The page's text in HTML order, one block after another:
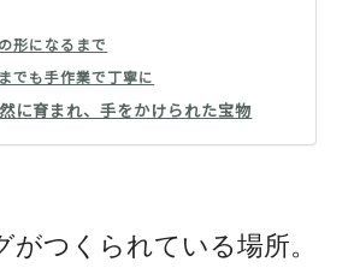
形になるまで
でも手作業で丁寧に
に育まれ、手をかけられた宝物
がつくられている場所。